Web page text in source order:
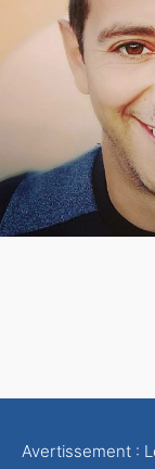
Avertissement :